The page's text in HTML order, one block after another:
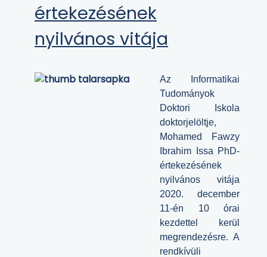
értekezésének
nyilvános vitája
Az Informatikai
Tudományok
Doktori Iskola
doktorjelöltje,
Mohamed Fawzy
Ibrahim Issa PhD-
értekezésének
nyilvános vitája
2020. december
11-én 10 órai
kezdettel kerül
megrendezésre. A
rendkívüli